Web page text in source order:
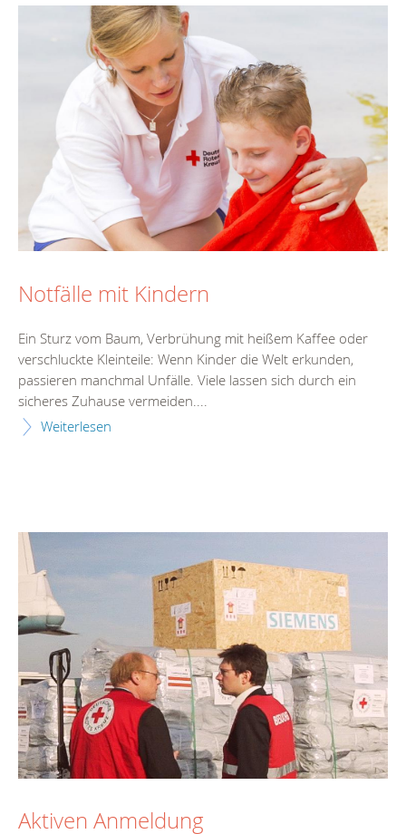
Notfälle mit Kindern
Ein Sturz vom Baum, Verbrühung mit heißem Kaffee oder
verschluckte Kleinteile: Wenn Kinder die Welt erkunden,
passieren manchmal Unfälle. Viele lassen sich durch ein
sicheres Zuhause vermeiden....
Weiterlesen
Aktiven Anmeldung